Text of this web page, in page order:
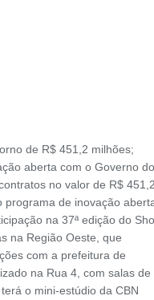
de R$ 451,2 milhões;
aberta com o Governo do
no valor de R$
programa de inovação
na 37ª edição do
na Região Oeste, que
com a prefeitura de
na Rua 4, com salas de
o mini-estúdio da CBN